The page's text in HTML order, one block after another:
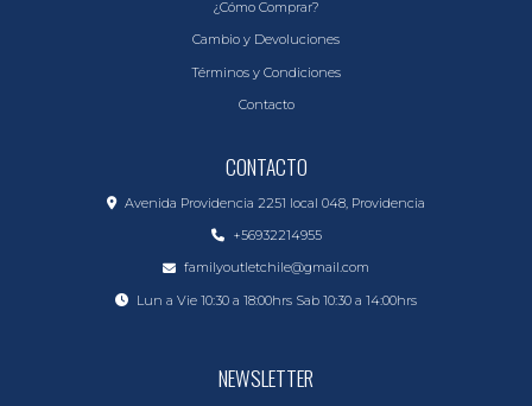
¿Cómo Comprar?
Cambio y Devoluciones
Términos y Condiciones
Contacto
CONTACTO
Avenida Providencia 2251 local 048, Providencia
+56932214955
familyoutletchile@gmail.com
Lun a Vie 10:30 a 18:00hrs Sab 10:30 a 14:00hrs
NEWSLETTER